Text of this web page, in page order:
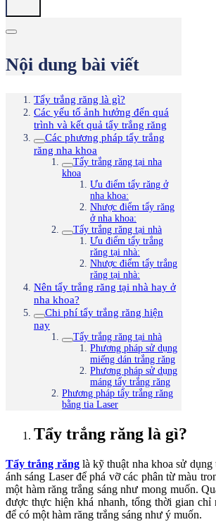
Nội dung bài viết
Tẩy trắng răng là gì?
Các yếu tố ảnh hưởng đến quá
trình và kết quả tẩy trắng răng
Các phương pháp tẩy trắng
răng nha khoa
Tẩy trắng răng tại nha
khoa
Ưu điểm tẩy răng ở
nha khoa:
Nhược điểm tẩy răng
ở nha khoa:
Tẩy trắng răng tại nhà
Ưu điểm tẩy trắng
răng tại nhà:
Nhược điểm tẩy trắng
răng tại nhà:
Nên tẩy trắng răng tại nhà hay ở
nha khoa?
Chi phí tẩy trắng răng hiện
nay
Tẩy trắng răng tại nhà
Phương pháp sử dụng
miếng dán trắng răng
Phương pháp sử dụng
máng tẩy trắng răng
Phương pháp tẩy trắng răng
bằng tia Laser
Tẩy trắng răng là gì?
Tẩy trắng rănglà kỹ thuật nha khoa sử dụng
ánh sáng Laser để phá vỡ các phân từ màu
một hàm răng trắng sáng như mong muốn.
được thực hiện khá nhanh, tổng thời gian
để có một hàm răng trắng sáng như ý muốn.